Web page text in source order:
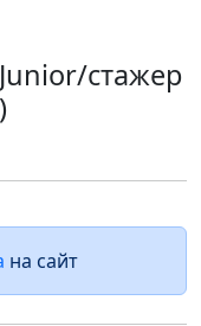
стажер
на сайт